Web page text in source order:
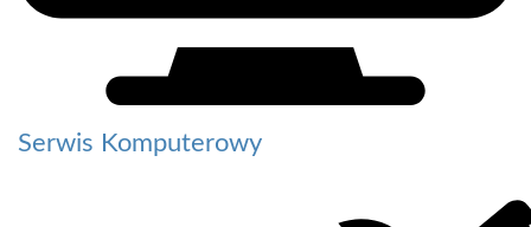
Serwis Komputerowy